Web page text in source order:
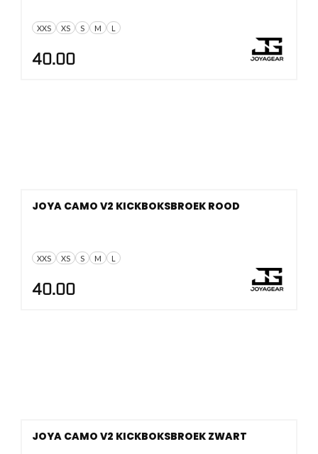
XXS XS S M L
40.00
XXS XS S M L
JOYA CAMO V2 KICKBOKSBROEK ROOD
40.00
JOYA CAMO V2 KICKBOKSBROEK ZWART